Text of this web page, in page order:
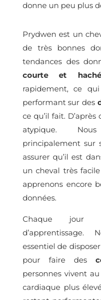
donne un peu plus
Prydwen est un
de très bonnes
tendances des
courte et
rapidement, ce
performant sur des
ce qu’il fait.
atypique.
principalement sur
assurer qu’il est
un cheval très
apprenons encore
données.
Chaque jour
essentiel de disposer
pour faire des
personnes vivent
cardiaque plus